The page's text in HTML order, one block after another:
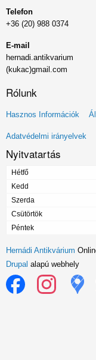
Telefon
+36 (20) 988 0374
E-mail
hernadi.antikvarium
(kukac)gmail.com
Rólunk
Lábléc
menü
Hasznos Információk
Adatvédelmi irányelvek
Nyitvatartás
Hétfő
Kedd
Szerda
Csütörtök
Péntek
Hernádi Antikvárium
Drupal alapú webhely